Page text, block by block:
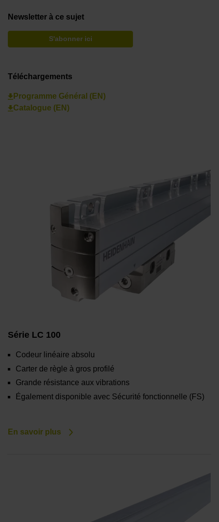
Newsletter à ce sujet
S'abonner ici
Téléchargements
Programme Général (EN)
Catalogue (EN)
Série LC 100
Codeur linéaire absolu
Carter de règle à gros profilé
Grande résistance aux vibrations
Également disponible avec Sécurité fonctionnelle (FS)
En savoir plus